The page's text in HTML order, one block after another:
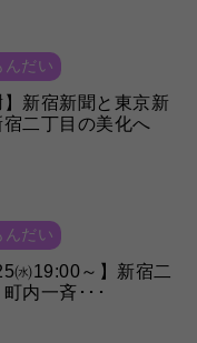
んだい
】新宿新聞と東京新
宿二丁目の美化へ
んだい
㈬19:00～】新宿二
内一斉･･･